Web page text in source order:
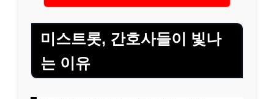
미스트롯, 간호사들이 빛나
는 이유